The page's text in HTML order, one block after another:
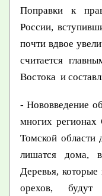
Поправки к
России,
почти вдвое
считается
Востока и
- Нововведение
многих
Томской
лишатся дома,
Деревья,
орехов, будут